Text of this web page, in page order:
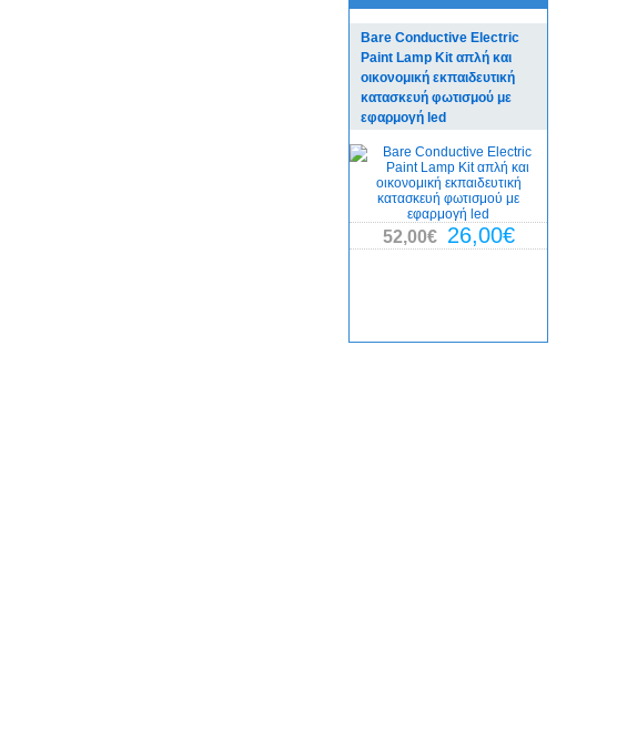
Bare Conductive Electric
Paint Lamp Kit απλή και
οικονομική εκπαιδευτική
κατασκευή φωτισμού με
εφαρμογή led
52,00€ 26,00€